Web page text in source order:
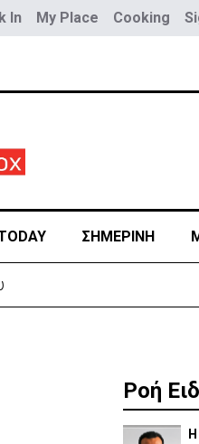
In My Place Cooking
ΣΗΜΕΡΙΝΗ
Ροή